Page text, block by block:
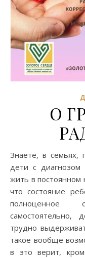
О
Знаете, в семьях, где живут детки с ОВЗ, особенно
дети с
жить в постоянном
что состояние
полноценное
самостоятельно,
трудно
такое вообще
в это верит,